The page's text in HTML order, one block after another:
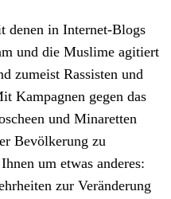
denen in Internet-Blogs
und die Muslime agitiert
zumeist Rassisten und
Kampagnen gegen das
und Minaretten
Bevölkerung zu
um etwas anderes:
zur Veränderung